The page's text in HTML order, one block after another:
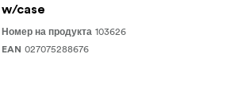
w/case
Номер на продукта 103626
EAN 027075288676